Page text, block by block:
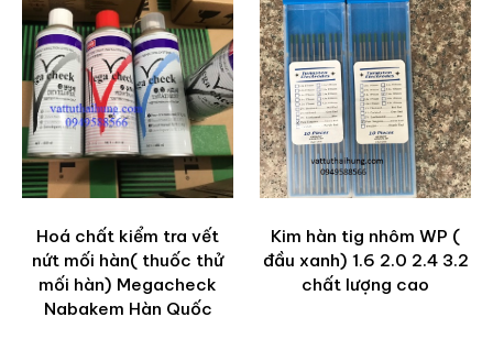
Hoá chất kiểm tra vết
nứt mối hàn( thuốc thử
mối hàn) Megacheck
Nabakem Hàn Quốc
Kim hàn tig nhôm WP (
đầu xanh) 1.6 2.0 2.4 3.2
chất lượng cao